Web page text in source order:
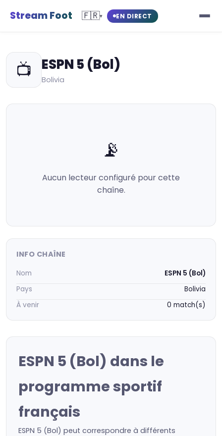
Stream Foot 🇫🇷▾ EN DIRECT
📺 ESPN 5 (Bol)
Bolivia
📡
Aucun lecteur configuré pour cette
chaîne.
INFO CHAÎNE
Nom
ESPN 5 (Bol)
Pays
Bolivia
À venir
0 match(s)
ESPN 5 (Bol) dans le
programme sportif
français
ESPN 5 (Bol) peut correspondre à différents